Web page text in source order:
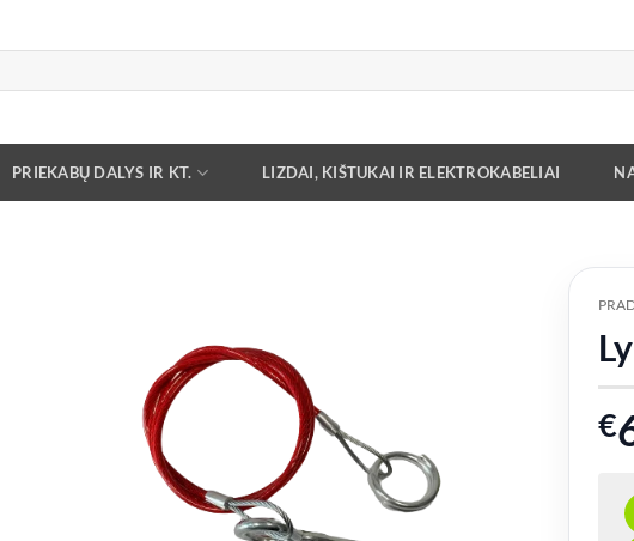
PRIEKABŲ DALYS IR KT. LIZDAI, KIŠTUKAI IR ELEKTROKABELIAI
€